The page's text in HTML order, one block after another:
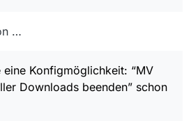
…
Konfigmöglichkeit: “MV
Downloads beenden” schon